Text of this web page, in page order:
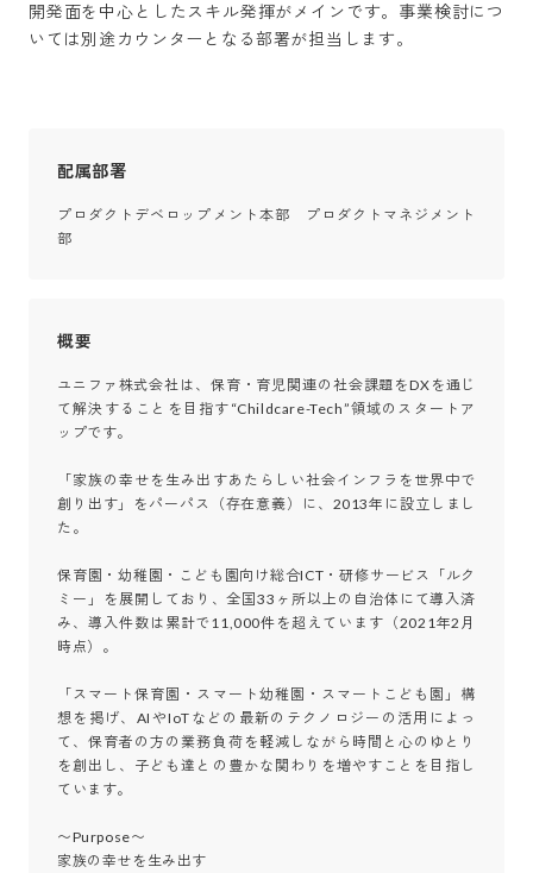
開発面を中心としたスキル発揮がメインです。事業検討につ
いては別途カウンターとなる部署が担当します。
配属部署
プロダクトデベロップメント本部　プロダクトマネジメント
部
概要
ユニファ株式会社は、保育・育児関連の社会課題をDXを通じ
て解決することを目指す“Childcare-Tech”領域のスタートア
ップです。
「家族の幸せを生み出すあたらしい社会インフラを世界中で
創り出す」をパーパス（存在意義）に、2013年に設立しまし
た。
保育園・幼稚園・こども園向け総合ICT・研修サービス「ルク
ミー」を展開しており、全国33ヶ所以上の自治体にて導入済
み、導入件数は累計で11,000件を超えています（2021年2月
時点）。
「スマート保育園・スマート幼稚園・スマートこども園」構
想を掲げ、AIやIoTなどの最新のテクノロジーの活用によっ
て、保育者の方の業務負荷を軽減しながら時間と心のゆとり
を創出し、子ども達との豊かな関わりを増やすことを目指し
ています。
〜Purpose〜
家族の幸せを生み出す